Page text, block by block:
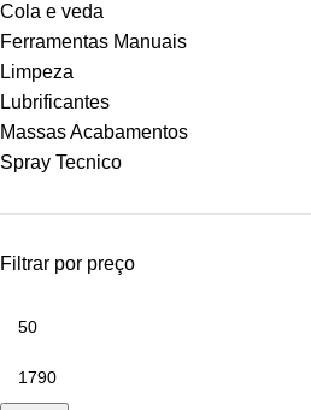
Cola e veda
Ferramentas Manuais
Limpeza
Lubrificantes
Massas Acabamentos
Spray Tecnico
Filtrar por preço